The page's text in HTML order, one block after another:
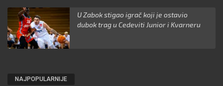
U Zabok stigao igrač koji je ostavio
dubok trag u Cedeviti Junior i Kvarneru
NAJPOPULARNIJE